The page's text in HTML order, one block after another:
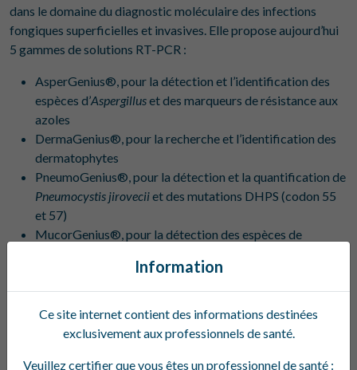
dans le domaine du diagnostic moléculaire des infections
fongiques superficielles et invasives. Elle propose aujourd’hui
5 gammes de solutions RT-PCR :
AsperGenius®, pour la détection et l’identification des
espèces d’Aspergilluset des marqueurs de résistance aux
azoles
DermaGenius®, pour la recherche et l’identification des
dermatophytes
PneumoGenius®, pour la détection et la quantification de
Pneumocystis jiroveciiet des mutations DHPS (codon 55
et 57)
MucorGenius®, pour la détection des espèces de
CandidaGenius®, pour la détection rapide de
auris
Information
Ce site internet contient des informations destinées
exclusivement aux professionnels de santé.
Veuillez certifier que vous êtes un professionnel de santé :